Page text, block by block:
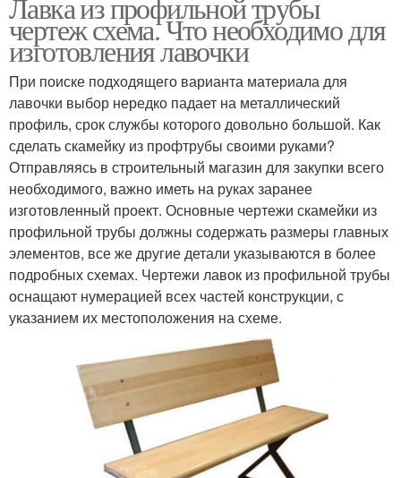
Лавка из профильной трубы
чертеж схема. Что необходимо для
изготовления лавочки
При поиске подходящего варианта материала для
лавочки выбор нередко падает на металлический
профиль, срок службы которого довольно большой. Как
сделать скамейку из профтрубы своими руками?
Отправляясь в строительный магазин для закупки всего
необходимого, важно иметь на руках заранее
изготовленный проект. Основные чертежи скамейки из
профильной трубы должны содержать размеры главных
элементов, все же другие детали указываются в более
подробных схемах. Чертежи лавок из профильной трубы
оснащают нумерацией всех частей конструкции, с
указанием их местоположения на схеме.